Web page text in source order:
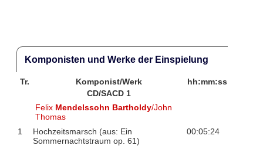
Komponisten und Werke der Einspielung
Tr. Komponist/Werk
hh:mm:ss
CD/SACD 1
Felix Mendelssohn Bartholdy/John
Thomas
1
Hochzeitsmarsch (aus: Ein
Sommernachtstraum op. 61)
00:05:24